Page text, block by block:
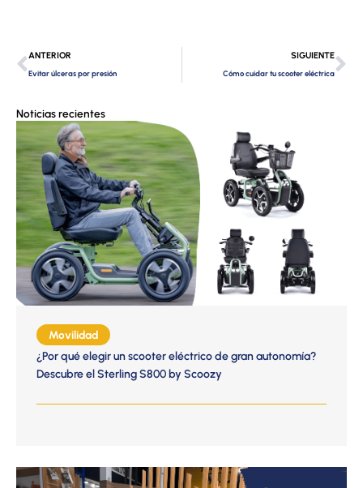
Ant
ANTERIOR
Evitar úlceras por presión
SIGUIENTE
Cómo cuidar tu scooter eléctrica
Noticias recientes
Movilidad
¿Por qué elegir un scooter eléctrico de gran autonomía?
Descubre el Sterling S800 by Scoozy